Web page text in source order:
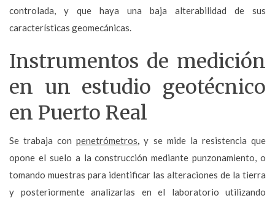
controlada, y que haya una baja alterabilidad de sus
características geomecánicas.
Instrumentos de medición
en un estudio geotécnico
en Puerto Real
Se trabaja conpenetrómetros,y se mide la resistencia que
opone el suelo a la construcción mediante punzonamiento, o
tomando muestras para identificar las alteraciones de la tierra
y posteriormente analizarlas en el laboratorio utilizando